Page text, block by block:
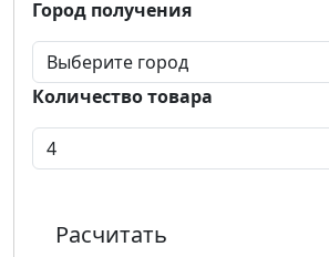
Город получения
Количество товара
Расчитать